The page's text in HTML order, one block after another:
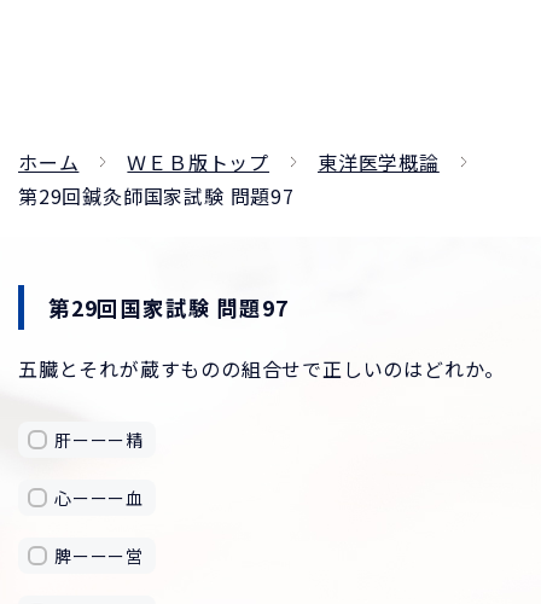
ホーム ＷＥＢ版トップ
東洋医学概論
第29回鍼灸師国家試験 問題97
第29回国家試験 問題97
五臓とそれが蔵すものの組合せで正しいのはどれか。
肝ーーー精
心ーーー血
脾ーーー営